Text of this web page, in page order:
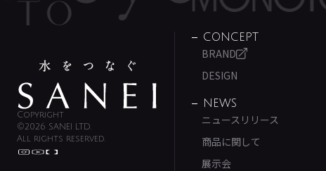
Copyright
©2026 SANEI LTD.
All rights reserved.
CONCEPT
BRAND
DESIGN
NEWS
ニュースリリース
商品に関して
展示会